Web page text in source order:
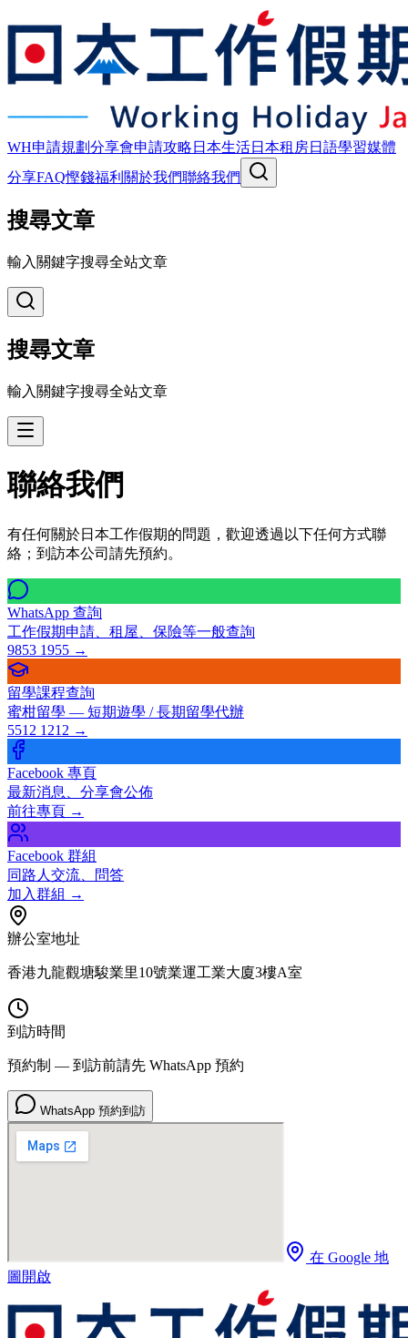
WH申請規劃分享會申請攻略 日本生活日本租房日語學習媒體
分享FAQ慳錢福利 關於我們聯絡我們
搜尋文章
輸入關鍵字搜尋全站文章
搜尋文章
輸入關鍵字搜尋全站文章
聯絡我們
有任何關於日本工作假期的問題，歡迎透過以下任何方式聯
絡；到訪本公司請先預約。
WhatsApp 查詢
工作假期申請、租屋、保險等一般查詢
9853 1955 →
留學課程查詢
蜜柑留學 — 短期遊學 / 長期留學代辦
5512 1212 →
Facebook 專頁
最新消息、分享會公佈
前往專頁 →
Facebook 群組
同路人交流、問答
加入群組 →
辦公室地址
香港九龍觀塘駿業里10號業運工業大廈3樓A室
到訪時間
預約制 — 到訪前請先 WhatsApp 預約
WhatsApp 預約到訪
在 Google 地
圖開啟